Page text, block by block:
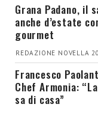
Grana Padano, il
anche d’estate
gourmet
REDAZIONE NOVELLA
Francesco
Chef Armonia:
sa di casa”